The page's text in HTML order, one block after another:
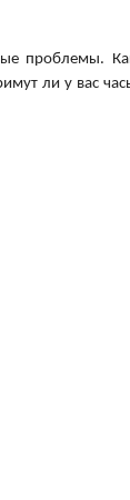
проблемы.
ли у вас